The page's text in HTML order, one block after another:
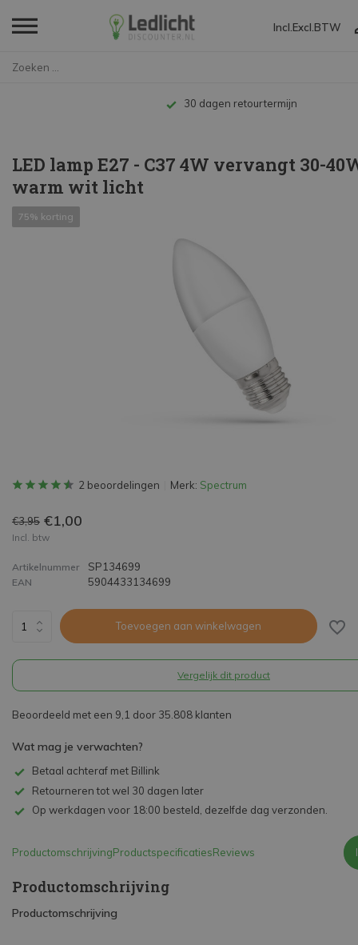
Incl. Excl. BTW
Tot 10 jaar garantie
LED lamp E27 - C37 4W vervangt 30-
warm wit licht
75% korting
2 beoordelingen Merk: Spectrum
€3,95 €1,00
Incl. btw
Artikelnummer SP134699
EAN 5904433134699
Toevoegen aan winkelwagen
Vergelijk dit product
Beoordeeld met een 9,1 door 35.808 klanten
Wat mag je verwachten?
Betaal achteraf met Billink
Retourneren tot wel 30 dagen later
Op werkdagen voor 18:00 besteld, dezelfde dag verzonden.
ProductomschrijvingProductspecificatiesReviews
Productomschrijving
Productomschrijving